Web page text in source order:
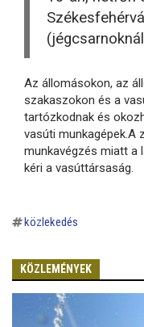
Az állomásokon, az
szakaszokon és a
tartózkodnak és
vasúti munkagépek.A
munkavégzés miatt a
kéri a vasúttársaság.
közlekedés
KÖZLEMÉNYEK